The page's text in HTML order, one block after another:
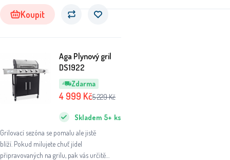
mimo prostor ohniště.
Koupit
Zdarma
Aga Plynový gril
DS1922
Grilovací sezóna se pomalu ale jistě
blíží. Pokud milujete chuť jídel
připravovaných na grilu, pak vás určitě
Skladem 5+ ks
4 999 Kč5 229Kč